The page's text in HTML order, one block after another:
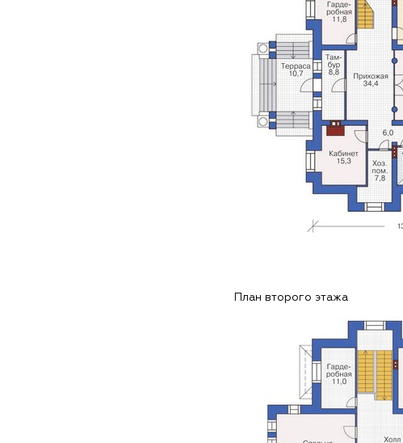
План второго этажа